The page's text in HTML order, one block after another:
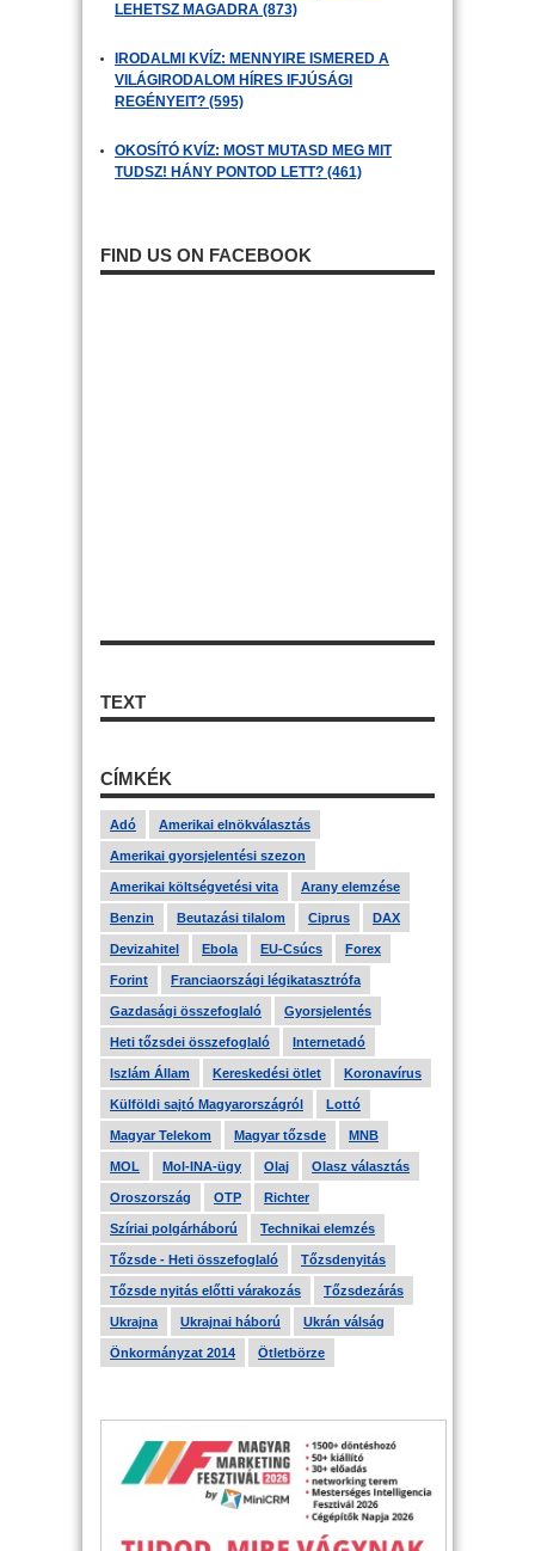
LEHETSZ MAGADRA (873)
IRODALMI KVÍZ: MENNYIRE ISMERED A
VILÁGIRODALOM HÍRES IFJÚSÁGI
REGÉNYEIT? (595)
OKOSÍTÓ KVÍZ: MOST MUTASD MEG MIT
TUDSZ! HÁNY PONTOD LETT? (461)
FIND US ON FACEBOOK
TEXT
CÍMKÉK
Adó Amerikai elnökválasztás
Amerikai gyorsjelentési szezon
Amerikai költségvetési vita Arany elemzése
Benzin Beutazási tilalom Ciprus DAX
Devizahitel Ebola EU-Csúcs Forex
Forint Franciaországi légikatasztrófa
Gazdasági összefoglaló Gyorsjelentés
Heti tőzsdei összefoglaló Internetadó
Iszlám Állam Kereskedési ötlet Koronavírus
Külföldi sajtó Magyarországról Lottó
Magyar Telekom Magyar tőzsde MNB
MOL Mol-INA-ügy Olaj Olasz választás
Oroszország OTP Richter
Szíriai polgárháború Technikai elemzés
Tőzsde - Heti összefoglaló Tőzsdenyitás
Tőzsde nyitás előtti várakozás Tőzsdezárás
Ukrajna Ukrajnai háború Ukrán válság
Önkormányzat 2014 Ötletbörze